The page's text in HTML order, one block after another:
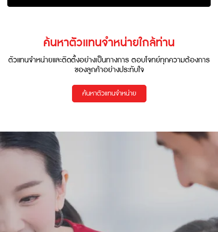
ค้นหาตัวแทนจำหน่ายใกล้ท่าน
ตัวแทนจำหน่ายและติดตั้งอย่างเป็นทางการ ตอบโจทย์ทุกความต้องการ
ของลูกค้าอย่างประทับใจ
ค้นหาตัวแทนจำหน่าย